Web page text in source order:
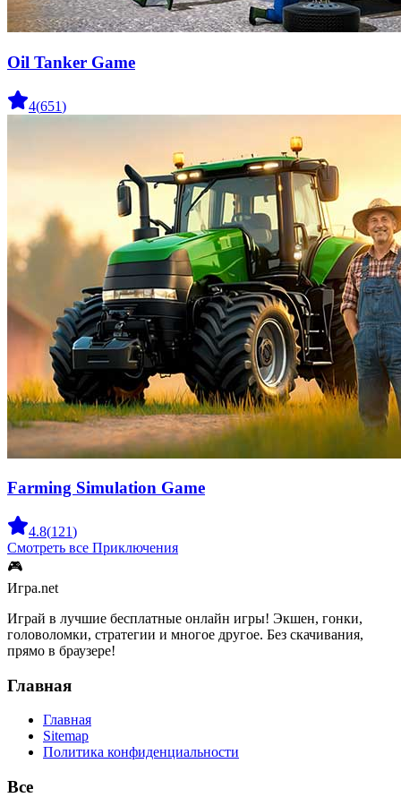
Oil Tanker Game
4(651)
Farming Simulation Game
4.8(121)
Смотреть все Приключения
🎮
Игра.net
Играй в лучшие бесплатные онлайн игры! Экшен, гонки,
головоломки, стратегии и многое другое. Без скачивания,
прямо в браузере!
Главная
Главная
Sitemap
Политика конфиденциальности
Все